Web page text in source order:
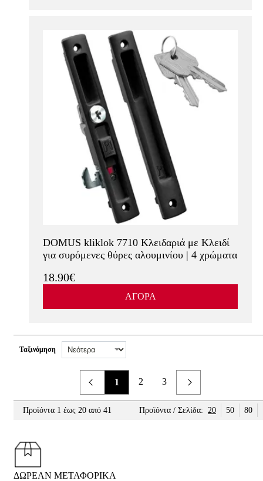
DOMUS kliklok 7710 Κλειδαριά με Κλειδί
για συρόμενες θύρες αλουμινίου | 4 χρώματα
18.90€
ΑΓΟΡΑ
Ταξινόμηση
Προηγούμενο
1 2 3
Επόμενο
Προϊόντα 1 έως 20 από 41 Προϊόντα / Σελίδα: 20 50 80
ΔΩΡΕΑΝ ΜΕΤΑΦΟΡΙΚΑ